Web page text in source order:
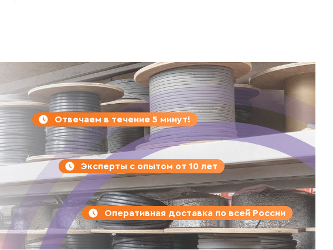
Отвечаем в течение 5 минут!
Эксперты с опытом от 10 лет
Оперативная доставка по всей России